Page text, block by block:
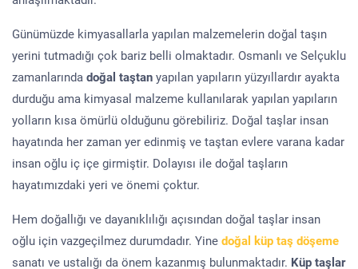
Günümüzde kimyasallarla yapılan malzemelerin doğal taşın
yerini tutmadığı çok bariz belli olmaktadır. Osmanlı ve Selçuklu
zamanlarında doğal taştan yapılan yapıların yüzyıllardır ayakta
durduğu ama kimyasal malzeme kullanılarak yapılan yapıların
yolların kısa ömürlü olduğunu görebiliriz. Doğal taşlar insan
hayatında her zaman yer edinmiş ve taştan evlere varana kadar
insan oğlu iç içe girmiştir. Dolayısı ile doğal taşların
hayatımızdaki yeri ve önemi çoktur.
Hem doğallığı ve dayanıklılığı açısından doğal taşlar insan
oğlu için vazgeçilmez durumdadır. Yine doğal küp taş döşeme
sanatı ve ustalığı da önem kazanmış bulunmaktadır. Küp taşlar